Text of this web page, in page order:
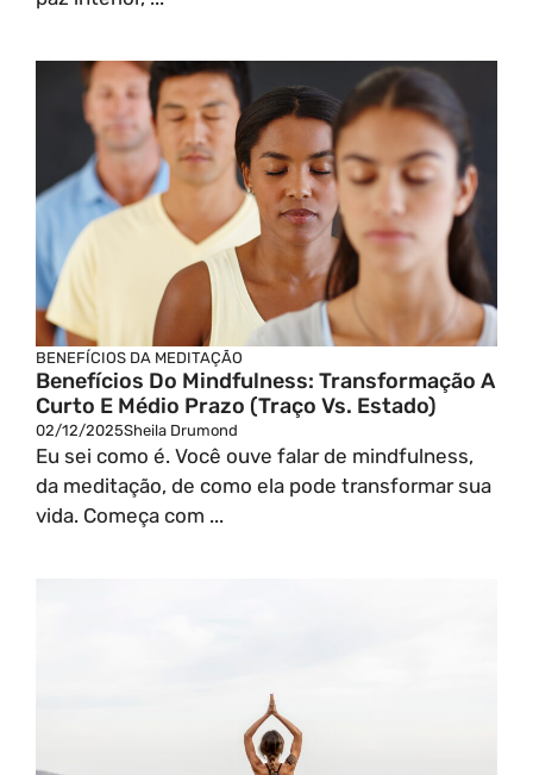
BENEFÍCIOS DA MEDITAÇÃO
Benefícios Do Mindfulness: Transformação A
Curto E Médio Prazo (Traço Vs. Estado)
02/12/2025Sheila Drumond
Eu sei como é. Você ouve falar de mindfulness,
da meditação, de como ela pode transformar sua
vida. Começa com ...